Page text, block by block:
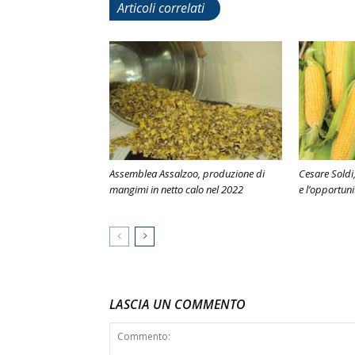
Articoli correlati
Assemblea Assalzoo, produzione di
mangimi in netto calo nel 2022
Cesare
e
LASCIA UN COMMENTO